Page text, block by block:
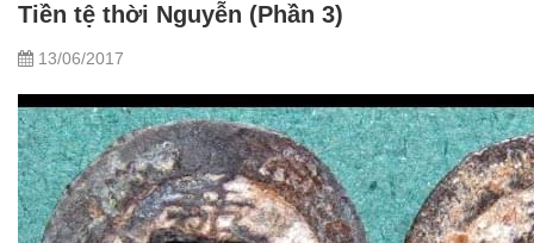
Tiền tệ thời Nguyễn (Phần 3)
13/06/2017